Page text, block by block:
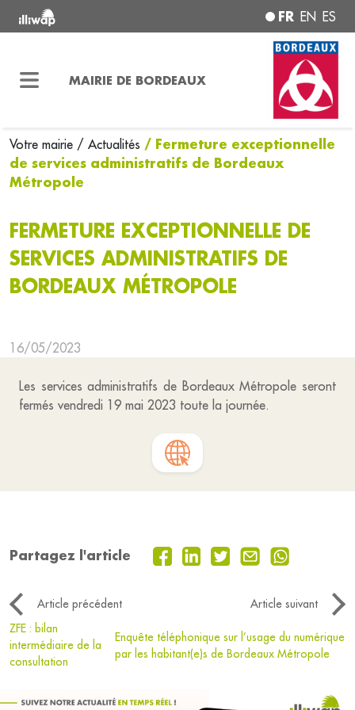
FR EN ES
MAIRIE DE BORDEAUX
Votre mairie / Actualités / Fermeture exceptionnelle
de services administratifs de Bordeaux
Métropole
FERMETURE EXCEPTIONNELLE DE
SERVICES ADMINISTRATIFS DE
BORDEAUX MÉTROPOLE
16/05/2023
Les services administratifs de Bordeaux Métropole seront
fermés vendredi 19 mai 2023 toute la journée.
Partagez l'article
Article précédent
Article suivant
ZFE : bilan
intermédiaire de la
consultation
Enquête téléphonique sur l’usage du numérique
par les habitant(e)s de Bordeaux Métropole